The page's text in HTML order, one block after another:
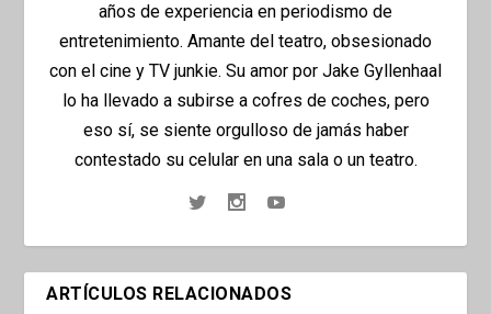
años de experiencia en periodismo de
entretenimiento. Amante del teatro, obsesionado
con el cine y TV junkie. Su amor por Jake Gyllenhaal
lo ha llevado a subirse a cofres de coches, pero
eso sí, se siente orgulloso de jamás haber
contestado su celular en una sala o un teatro.
ARTÍCULOS RELACIONADOS